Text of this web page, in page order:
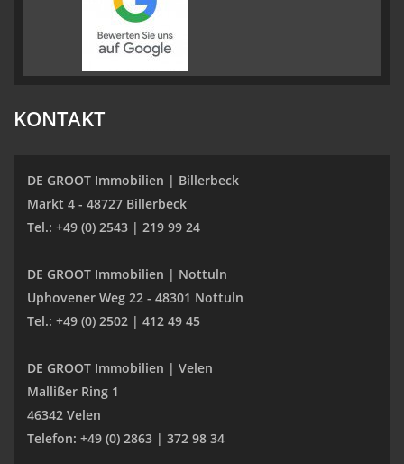
KONTAKT
DE GROOT Immobilien | Billerbeck
Markt 4 - 48727 Billerbeck
Tel.: +49 (0) 2543 | 219 99 24
DE GROOT Immobilien | Nottuln
Uphovener Weg 22 - 48301 Nottuln
Tel.: +49 (0) 2502 | 412 49 45
DE GROOT Immobilien | Velen
Mallißer Ring 1
46342 Velen
Telefon: +49 (0) 2863 | 372 98 34